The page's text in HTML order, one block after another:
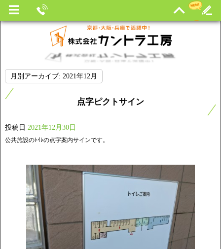
月別アーカイブ: 2021年12月
点字ピクトサイン
投稿日 2021年12月30日
公共施設のﾄｲﾚの点字案内サインです。